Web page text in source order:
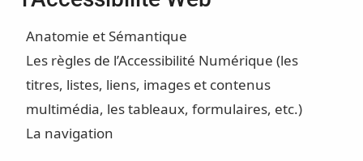
Anatomie et Sémantique
Les règles de l’Accessibilité Numérique (les
titres, listes, liens, images et contenus
multimédia, les tableaux, formulaires, etc.)
La navigation